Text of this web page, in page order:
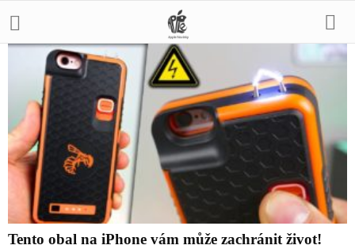
Tento obal na iPhone vám může zachránit život!